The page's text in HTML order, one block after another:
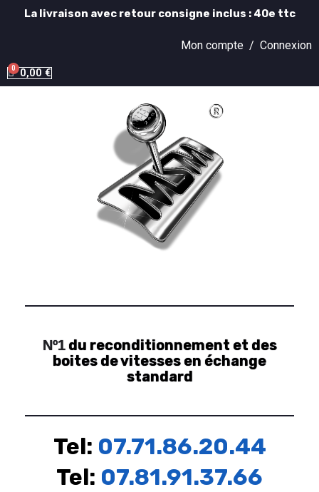
La livraison avec retour consigne inclus : 40e ttc
Mon compte / Connexion
0,00 €
Nº1du reconditionnement et des
boites de vitesses en échange
standard
Tel: 07.71.86.20.44
Tel: 07.81.91.37.66